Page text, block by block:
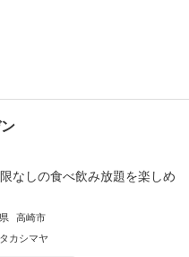
なしの食べ飲み放題を楽しめ
高崎市
カシマヤ